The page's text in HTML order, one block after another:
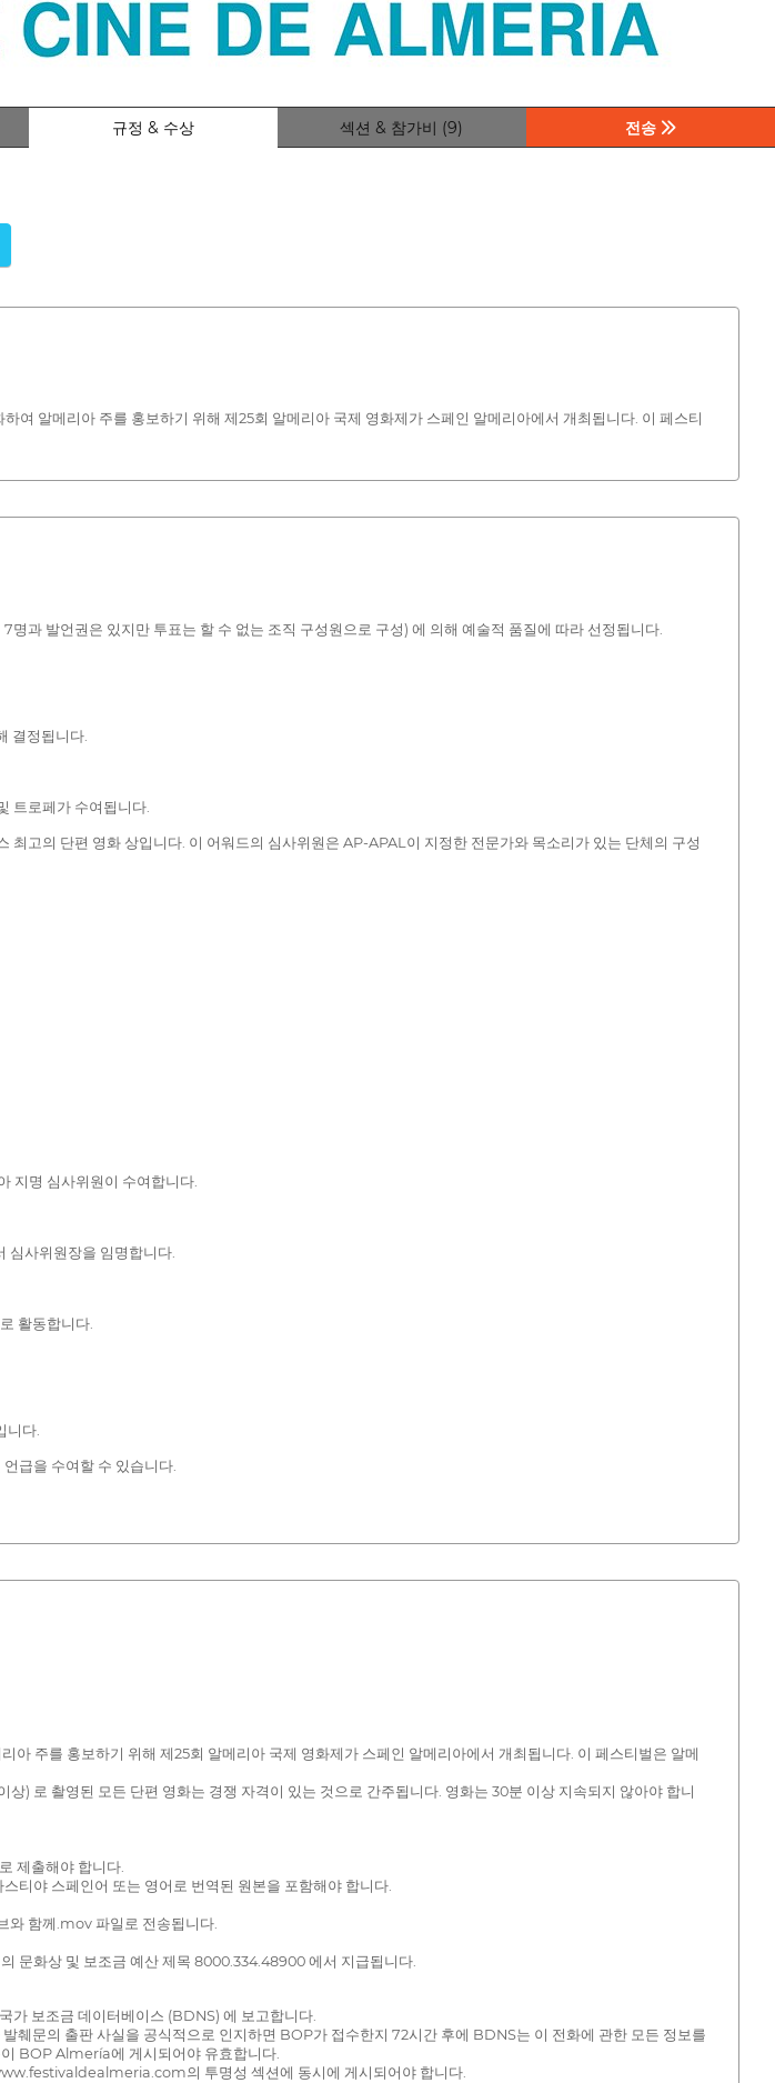
규정 & 수상 섹션 & 참가비 (9) 전송
여 알메리아 주를 홍보하기 위해 제25회 알메리아 국제 영화제가 스페인 알메리아에서 개최됩니다. 이 페스티
과 발언권은 있지만 투표는 할 수 없는 조직 구성원으로 구성) 에 의해 예술적 품질에 따라 선정됩니다.
결정됩니다.
트로페가 수여됩니다.
고의 단편 영화 상입니다. 이 어워드의 심사위원은 AP-APAL이 지정한 전문가와 목소리가 있는 단체의 구성
지명 심사위원이 수여합니다.
심사위원장을 임명합니다.
활동합니다.
니다.
급을 수여할 수 있습니다.
아 주를 홍보하기 위해 제25회 알메리아 국제 영화제가 스페인 알메리아에서 개최됩니다. 이 페스티벌은 알메
로 촬영된 모든 단편 영화는 경쟁 자격이 있는 것으로 간주됩니다. 영화는 30분 이상 지속되지 않아야 합니
제출해야 합니다.
티야 스페인어 또는 영어로 번역된 원본을 포함해야 합니다.
와 함께.mov 파일로 전송됩니다.
문화상 및 보조금 예산 제목 8000.334.48900 에서 지급됩니다.
가 보조금 데이터베이스 (BDNS) 에 보고합니다.
문의 출판 사실을 공식적으로 인지하면 BOP가 접수한지 72시간 후에 BDNS는 이 전화에 관한 모든 정보를
BOP Almería에 게시되어야 유효합니다.
의 투명성 섹션에 동시에 게시되어야 합니다.